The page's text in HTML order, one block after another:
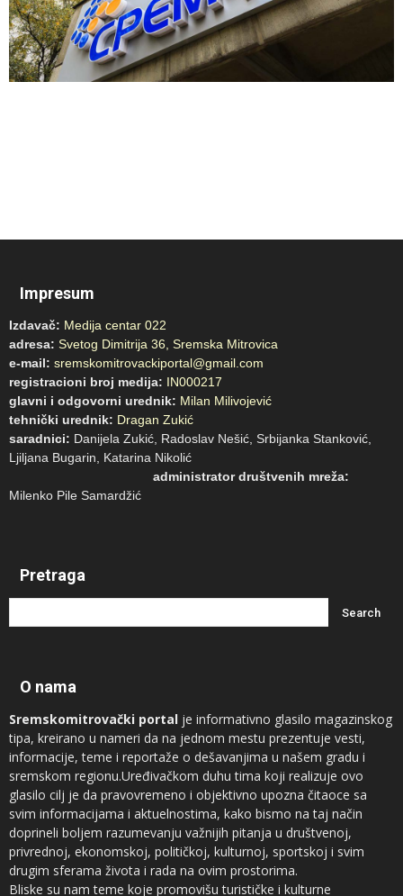
Impresum
Izdavač: Medija centar 022
adresa: Svetog Dimitrija 36, Sremska Mitrovica
e-mail: sremskomitrovackiportal@gmail.com
registracioni broj medija: IN000217
glavni i odgovorni urednik: Milan Milivojević
tehnički urednik: Dragan Zukić
saradnici: Danijela Zukić, Radoslav Nešić, Srbijanka Stanković,
Ljiljana Bugarin, Katarina Nikolić
administrator društvenih mreža:
Milenko Pile Samardžić
Pretraga
O nama
Sremskomitrovački portal je informativno glasilo magazinskog
tipa, kreirano u nameri da na jednom mestu prezentuje vesti,
informacije, teme i reportaže o dešavanjima u našem gradu i
sremskom regionu.Uređivačkom duhu tima koji realizuje ovo
glasilo cilj je da pravovremeno i objektivno upozna čitaoce sa
svim informacijama i aktuelnostima, kako bismo na taj način
doprineli boljem razumevanju važnijih pitanja u društvenoj,
privrednoj, ekonomskoj, političkoj, kulturnoj, sportskoj i svim
drugim sferama života i rada na ovim prostorima.
Bliske su nam teme koje promovišu turističke i kulturne